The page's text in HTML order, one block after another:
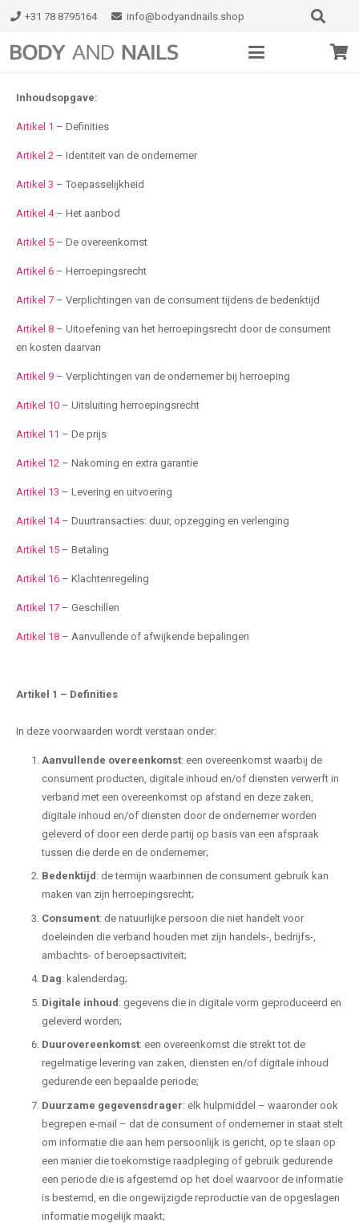
+31 78 8795164 info@bodyandnails.shop
Inhoudsopgave:
Artikel 1 – Definities
Artikel 2 – Identiteit van de ondernemer
Artikel 3 – Toepasselijkheid
Artikel 4– Het aanbod
Artikel 5– De overeenkomst
Artikel 6– Herroepingsrecht
Artikel 7– Verplichtingen van de consument tijdens de bedenktijd
Artikel 8– Uitoefening van het herroepingsrecht door de consument
en kosten daarvan
Artikel 9– Verplichtingen van de ondernemer bij herroeping
Artikel 10– Uitsluiting herroepingsrecht
Artikel 11 – De prijs
Artikel 12 – Nakoming en extra garantie
Artikel 13 – Levering en uitvoering
Artikel 14– Duurtransacties: duur, opzegging en verlenging
Artikel 15– Betaling
Artikel 16– Klachtenregeling
Artikel 17– Geschillen
Artikel 18– Aanvullende of afwijkende bepalingen
Artikel 1 – Definities
In deze voorwaarden wordt verstaan onder:
Aanvullende overeenkomst: een overeenkomst waarbij de
consument producten, digitale inhoud en/of diensten verwerft in
verband met een overeenkomst op afstand en deze zaken,
digitale inhoud en/of diensten door de ondernemer worden
geleverd of door een derde partij op basis van een afspraak
tussen die derde en de ondernemer;
Bedenktijd : de termijn waarbinnen de consument gebruik kan
maken van zijn herroepingsrecht;
Consument: de natuurlijke persoon die niet handelt voor
doeleinden die verband houden met zijn handels-, bedrijfs-,
ambachts- of beroepsactiviteit;
Dag: kalenderdag;
Digitale inhoud: gegevens die in digitale vorm geproduceerd en
geleverd worden;
Duurovereenkomst: een overeenkomst die strekt tot de
regelmatige levering van zaken, diensten en/of digitale inhoud
gedurende een bepaalde periode;
Duurzame gegevensdrager: elk hulpmiddel – waaronder ook
begrepen e-mail – dat de consument of ondernemer in staat stelt
om informatie die aan hem persoonlijk is gericht, op te slaan op
een manier die toekomstige raadpleging of gebruik gedurende
een periode die is afgestemd op het doel waarvoor de informatie
is bestemd, en die ongewijzigde reproductie van de opgeslagen
informatie mogelijk maakt;